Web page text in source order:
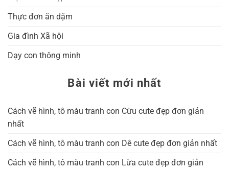
Thực đơn ăn dặm
Gia đình Xã hội
Dạy con thông minh
Bài viết mới nhất
Cách vẽ hình, tô màu tranh con Cừu cute đẹp đơn giản
nhất
Cách vẽ hình, tô màu tranh con Dê cute đẹp đơn giản nhất
Cách vẽ hình, tô màu tranh con Lừa cute đẹp đơn giản